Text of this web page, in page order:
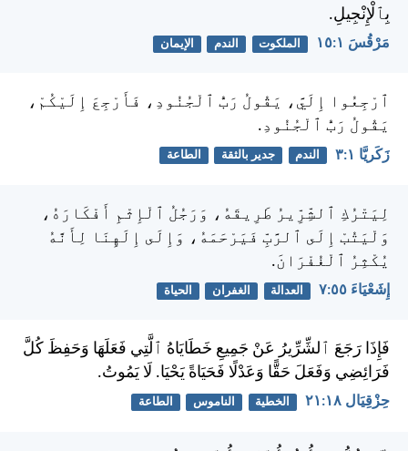
بِٱلْإِنْجِيلِ.
مَرْقُسَ ١:‏١٥ الملكوت الندم الإيمان
ٱرْجِعُوا إِلَيَّ، يَقُولُ رَبُّ ٱلْجُنُودِ، فَأَرْجِعَ إِلَيْكُمْ،
يَقُولُ رَبُّ ٱلْجُنُودِ.
زَكَريَّا ١:‏٣ الندم جدير بالثقة الطاعة
لِيَتْرُكِ ٱلشِّرِّيرُ طَرِيقَهُ، وَرَجُلُ ٱلْإِثْمِ أَفْكَارَهُ،
وَلْيَتُبْ إِلَى ٱلرَّبِّ فَيَرْحَمَهُ، وَإِلَى إِلَهِنَا لِأَنَّهُ
يُكْثِرُ ٱلْغُفْرَانَ.
إِشَعْيَاءَ ٥٥:‏٧ العدالة الغفران الحياة
فَإِذَا رَجَعَ ٱلشِّرِّيرُ عَنْ جَمِيعِ خَطَايَاهُ ٱلَّتِي فَعَلَهَا وَحَفِظَ كُلَّ
فَرَائِضِي وَفَعَلَ حَقًّا وَعَدْلًا فَحَيَاةً يَحْيَا. لَا يَمُوتُ.
حِزْقِيَال ١٨:‏٢١ الخطية الناموس الطاعة